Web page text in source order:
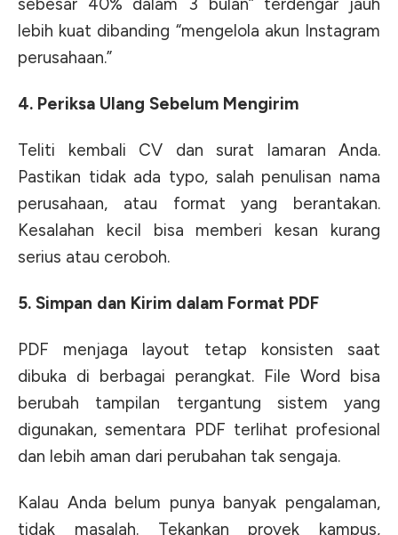
lebih kuat dibanding “mengelola akun Instagram
perusahaan.”
4. Periksa Ulang Sebelum Mengirim
Teliti kembali CV dan surat lamaran Anda.
Pastikan tidak ada typo, salah penulisan nama
perusahaan, atau format yang berantakan.
Kesalahan kecil bisa memberi kesan kurang
serius atau ceroboh.
5. Simpan dan Kirim dalam Format PDF
PDF menjaga layout tetap konsisten saat
dibuka di berbagai perangkat. File Word bisa
berubah tampilan tergantung sistem yang
digunakan, sementara PDF terlihat profesional
dan lebih aman dari perubahan tak sengaja.
Kalau Anda belum punya banyak pengalaman,
tidak masalah. Tekankan proyek kampus,